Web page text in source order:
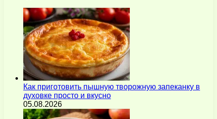
Как приготовить пышную творожную запеканку в
духовке просто и вкусно
05.08.2026